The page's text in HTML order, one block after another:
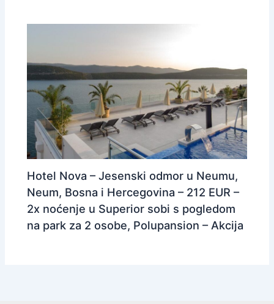
Hotel Nova – Jesenski odmor u Neumu,
Neum, Bosna i Hercegovina – 212 EUR –
2x noćenje u Superior sobi s pogledom
na park za 2 osobe, Polupansion – Akcija